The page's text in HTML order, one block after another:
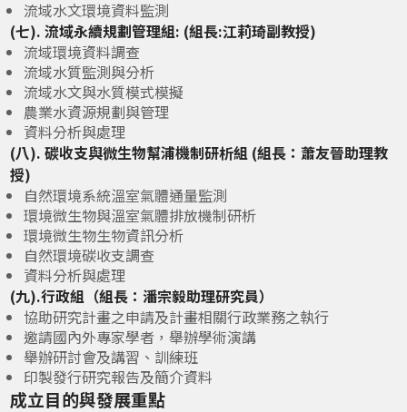
流域水文環境資料監測
(七). 流域永續規劃管理組: (組長:江莉琦副教授)
流域環境資料調查
流域水質監測與分析
流域水文與水質模式模擬
農業水資源規劃與管理
資料分析與處理
(八). 碳收支與微生物幫浦機制研析組 (組長：蕭友晉助理教
授)
自然環境系統溫室氣體通量監測
環境微生物與溫室氣體排放機制研析
環境微生物生物資訊分析
自然環境碳收支調查
資料分析與處理
(九).行政組（組長：潘宗毅助理研究員）
協助研究計畫之申請及計畫相關行政業務之執行
邀請國內外專家學者，舉辦學術演講
舉辦研討會及講習、訓練班
印製發行研究報告及簡介資料
成立目的與發展重點